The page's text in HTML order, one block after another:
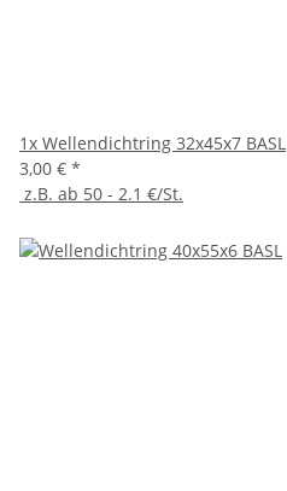
1x Wellendichtring 32x45x7 BASL
3,00 € *
z.B. ab 50 - 2.1 €/St.